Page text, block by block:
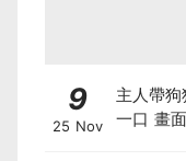
9
25 Nov
主人帶
一口 畫